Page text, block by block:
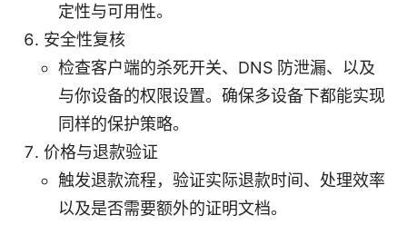
定性与可用性。
安全性复核
检查客户端的杀死开关、DNS 防泄漏、以及
与你设备的权限设置。确保多设备下都能实现
同样的保护策略。
价格与退款验证
触发退款流程，验证实际退款时间、处理效率
以及是否需要额外的证明文档。